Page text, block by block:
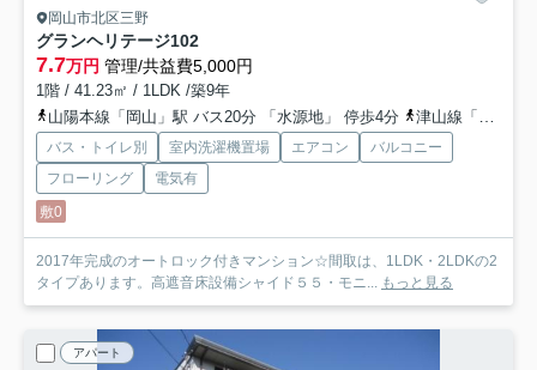
岡山市北区三野
グランヘリテージ102
7.7万円 管理/共益費5,000円
1階 / 41.23㎡ / 1LDK /築9年
山陽本線「岡山」駅 バス20分 「水源地」 停歩4分
津山線「法界院」駅 徒歩17分
バス・トイレ別 室内洗濯機置場 エアコン
バルコニー
フローリング
電気有
敷0
2017年完成のオートロック付きマンション☆間取は、1LDK・2LDKの2
タイプあります。高遮音床設備シャイド５５・モニ... もっと見る
アパート